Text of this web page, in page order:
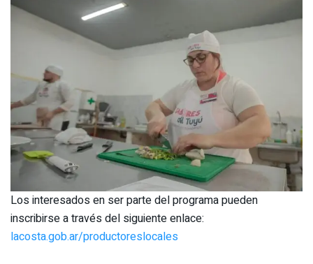
Los interesados en ser parte del programa pueden
inscribirse a través del siguiente enlace:
lacosta.gob.ar/productoreslocales